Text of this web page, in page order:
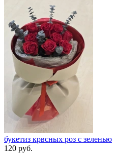
букетиз крвсных роз с зеленью
120 руб.